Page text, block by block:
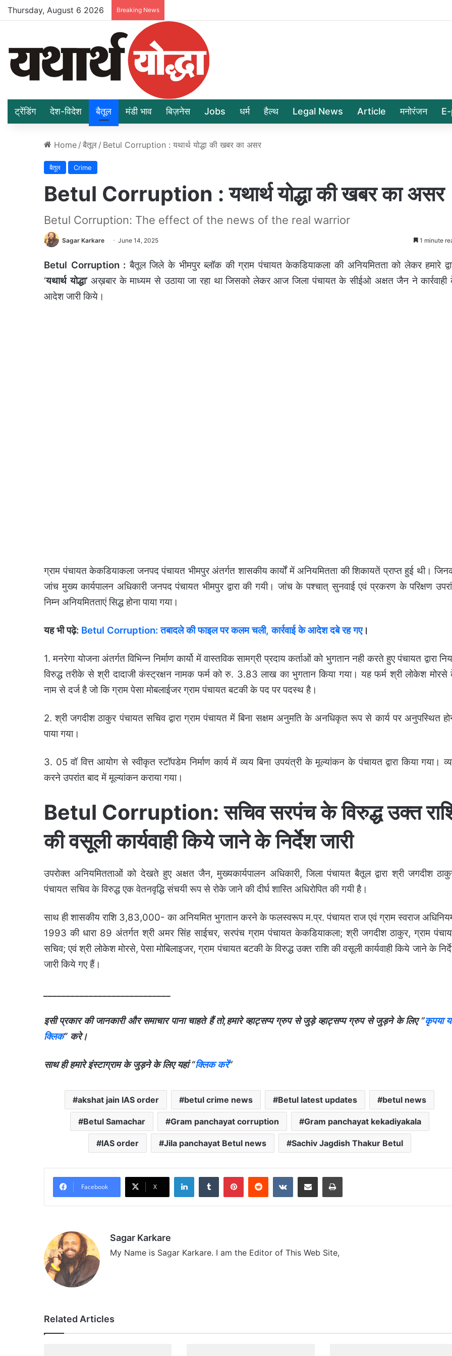
Thursday, August 6 2026 Breaking News
ट्रेंडिंग देश-विदेश बैतूल मंडी भाव बिज़नेस Jobs धर्म हैल्थ Legal News Article मनोरंजन
Home / बैतूल / Betul Corruption : यथार्थ योद्धा की खबर का असर
बैतूल Crime
Betul Corruption : यथार्थ योद्धा की खबर का असर
Betul Corruption: The effect of the news of the real warrior
Sagar Karkare June 14, 2025 1 minute
Betul Corruption : बैतूल जिले के भीमपुर ब्लॉक की ग्राम पंचायत केकडियाकला की अनियमितता को लेकर हमारे
‘यथार्थ योद्धा’अख़बार के माध्यम से उठाया जा रहा था जिसको लेकर आज जिला पंचायत के सीईओ अक्षत जैन ने
आदेश जारी किये।
ग्राम पंचायत केकडियाकला जनपद पंचायत भीमपुर अंतर्गत शासकीय कार्यों में अनियमितता की शिकायतें प्राप्त हुई थी।
जांच मुख्य कार्यपालन अधिकारी जनपद पंचायत भीमपुर द्वारा की गयी। जांच के पश्चात् सुनवाई एवं प्रकरण के परिक्षण
निम्न अनियमितताएं सिद्ध होना पाया गया।
यह भी पढ़े: Betul Corruption: तबादले की फाइल पर कलम चली, कार्रवाई के आदेश दबे रह गए।
1. मनरेगा योजना अंतर्गत विभिन्न निर्माण कार्यो में वास्तविक सामग्री प्रदाय कर्ताओं को भुगतान नही करते हुए पंचायत द्वारा
विरुद्ध तरीके से श्री दादाजी कंस्ट्रक्षन नामक फर्म को रु. 3.83 लाख का भुगतान किया गया। यह फर्म श्री लोकेश
नाम से दर्ज है जो कि ग्राम पेसा मोबलाईजर ग्राम पंचायत बटकी के पद पर पदस्थ है।
2. श्री जगदीश ठाकुर पंचायत सचिव द्वारा ग्राम पंचायत में बिना सक्षम अनुमति के अनधिकृत रूप से कार्य पर अनुपस्थित
पाया गया।
3. 05 वॉ वित्त आयोग से स्वीकृत स्टॉपडेम निर्माण कार्य में व्यय बिना उपयंत्री के मूल्यांकन के पंचायत द्वारा किया गया।
करने उपरांत बाद में मूल्यांकन कराया गया।
Betul Corruption: सचिव सरपंच के विरुद्ध उक्त
की वसूली कार्यवाही किये जाने के निर्देश जारी
उपरोक्त अनियमितताओं को देखते हुए अक्षत जैन, मुख्यकार्यपालन अधिकारी, जिला पंचायत बैतूल द्वारा श्री जगदीश
पंचायत सचिव के विरुद्ध एक वेतनवृद्धि संचयी रूप से रोके जाने की दीर्घ शास्ति अधिरोपित की गयी है।
साथ ही शासकीय राशि 3,83,000- का अनियमित भुगतान करने के फलस्वरूप म.प्र. पंचायत राज एवं ग्राम स्वराज
1993 की धारा 89 अंतर्गत श्री अमर सिंह साईचर, सरपंच ग्राम पंचायत केकडियाकला; श्री जगदीश ठाकुर, ग्राम
सचिव; एवं श्री लोकेश मोरसे, पेसा मोबिलाइजर, ग्राम पंचायत बटकी के विरुद्ध उक्त राशि की वसूली कार्यवाही किये जाने के
जारी किये गए हैं।
इसी प्रकार की जानकारी और समाचार पाना चाहते हैं तो,हमारे व्हाट्सप्प ग्रुप से जुड़े व्हाट्सप्प ग्रुप से जुड़ने के लिए “कृपया
क्लिक” करे।
साथ ही हमारे इंस्टाग्राम के जुड़ने के लिए यहां “क्लिक करें“
akshat jain IAS order betul crime news Betul latest updates betul news
Betul Samachar Gram panchayat corruption Gram panchayat kekadiyakala
IAS order Jila panchayat Betul news Sachiv Jagdish Thakur Betul
Facebook X
Sagar Karkare
My Name is Sagar Karkare. I am the Editor of This Web Site,
Related Articles